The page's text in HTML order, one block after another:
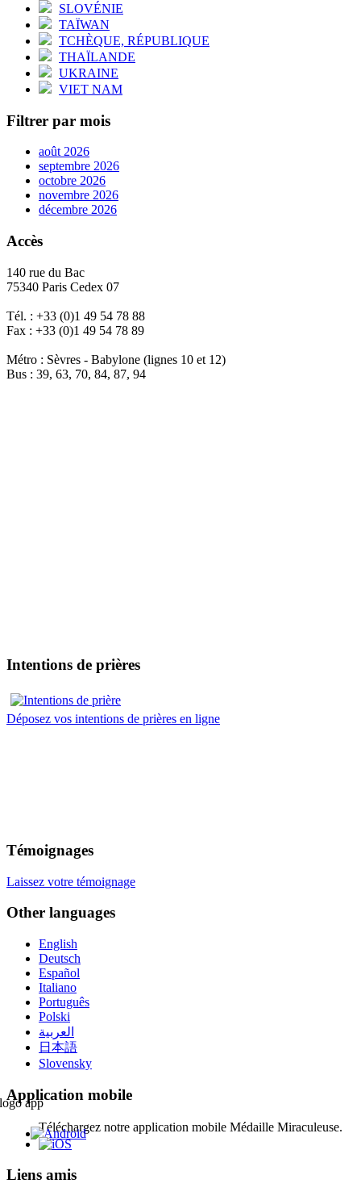
SLOVÉNIE
TAÏWAN
TCHÈQUE, RÉPUBLIQUE
THAÏLANDE
UKRAINE
VIET NAM
Filtrer par mois
août 2026
septembre 2026
octobre 2026
novembre 2026
décembre 2026
Accès
140 rue du Bac
75340 Paris Cedex 07
Tél. : +33 (0)1 49 54 78 88
Fax : +33 (0)1 49 54 78 89
Métro : Sèvres - Babylone (lignes 10 et 12)
Bus : 39, 63, 70, 84, 87, 94
Intentions de prières
Déposez vos intentions de prières en ligne
Témoignages
Laissez votre témoignage
Other languages
English
Deutsch
Español
Italiano
Português
Polski
العربية
日本語
Slovensky
Application mobile
Téléchargez notre application mobile Médaille Miraculeuse.
Liens amis